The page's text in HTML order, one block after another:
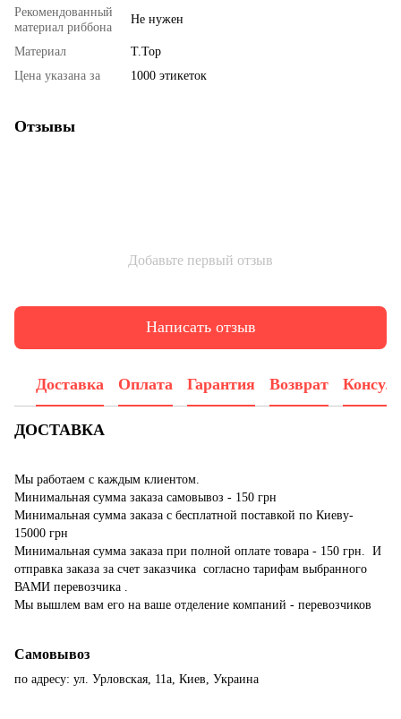
Рекомендованный
материал риббона
Не нужен
Материал
T.Top
Цена указана за
1000 этикеток
Отзывы
Добавьте первый отзыв
Написать отзыв
Доставка Оплата Гарантия Возврат
ДОСТАВКА
Мы работаем с каждым клиентом.
Минимальная сумма заказа самовывоз - 150 грн
Минимальная сумма заказа с бесплатной поставкой по Киеву-
15000 грн
Минимальная сумма заказа при полной оплате товара - 150 грн. И
отправка заказа за счет заказчика согласно тарифам выбранного
ВАМИ перевозчика .
Мы вышлем вам его на ваше отделение компаний - перевозчиков
Самовывоз
по адресу: ул. Урловская, 11а, Киев, Украина